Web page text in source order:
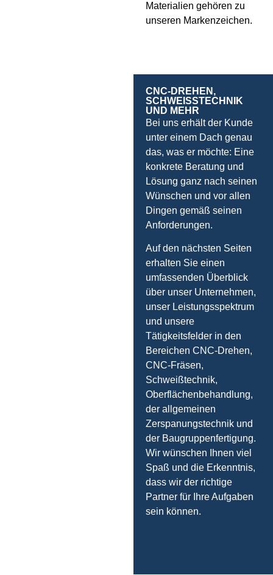
Materialien gehören zu
unseren Markenzeichen.
CNC-DREHEN,
SCHWEISSTECHNIK U
ND MEHR
Bei uns erhält der Kunde
unter einem Dach genau
das, was er möchte: Eine
konkrete Beratung und
Lösung ganz nach seinen
Wünschen und vor allen
Dingen gemäß seinen
Anforderungen.
Auf den nächsten Seiten
erhalten Sie einen
umfassenden Überblick
über unser Unternehmen,
unser Leistungsspektrum
und unsere
Tätigkeitsfelder in den
Bereichen CNC-Drehen,
CNC-Fräsen,
Schweißtechnik,
Oberflächenbehandlung,
der allgemeinen
Zerspanungstechnik und
der Baugruppenfertigung.
Wir wünschen Ihnen viel
Spaß und die Erkenntnis,
dass wir der richtige
Partner für Ihre Aufgaben
sein können.